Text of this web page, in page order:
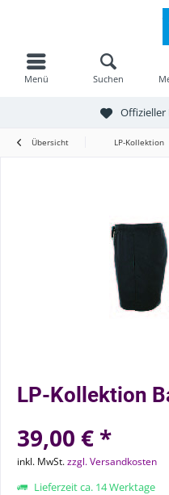
Menü Suchen
Offizieller
Übersicht LP-Kollektion
LP-Kollektion
39,00 € *
inkl. MwSt.zzgl. Versandkosten
Lieferzeit ca. 14 Werktage